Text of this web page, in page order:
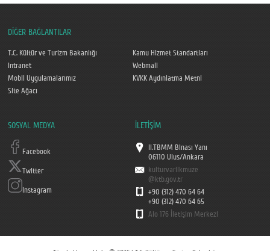
DİĞER BAĞLANTILAR
T.C. Kültür ve Turizm Bakanlığı
Kamu Hizmet Standartları
Intranet
Webmail
Mobil Uygulamalarımız
KVKK Aydınlatma Metni
Site Ağacı
SOSYAL MEDYA
Facebook
Twitter
Instagram
İLETİŞİM
II.TBMM Binası Yanı
06110 Ulus/Ankara
kulturvarlikmuze
@ktb.gov.tr
+90 (312) 470 64 64
+90 (312) 470 64 65
Alo 176 İletişim Merkezi